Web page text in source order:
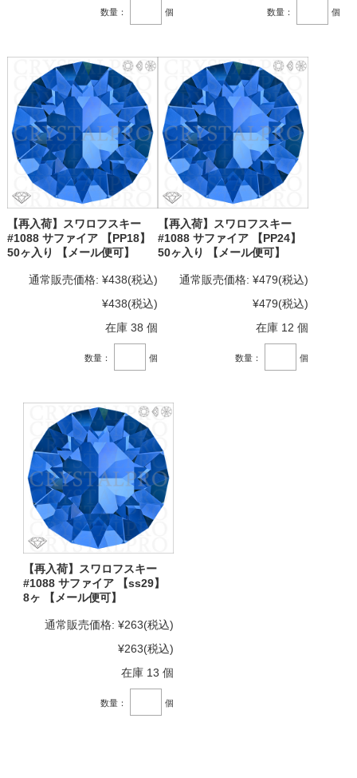
数量： 個 数量： 個
【再入荷】スワロフスキー
#1088 サファイア 【PP18】
50ヶ入り 【メール便可】
通常販売価格: ¥438(税込)
¥438(税込)
在庫 38 個
数量： 個
【再入荷】スワロフスキー
#1088 サファイア 【PP24】
50ヶ入り 【メール便可】
通常販売価格: ¥479(税込)
¥479(税込)
在庫 12 個
数量： 個
【再入荷】スワロフスキー
#1088 サファイア 【ss29】
8ヶ 【メール便可】
通常販売価格: ¥263(税込)
¥263(税込)
在庫 13 個
数量： 個